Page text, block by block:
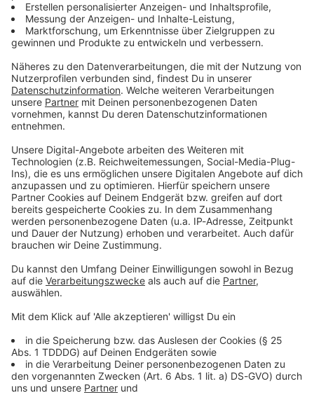
Du möchtest uns etwas sagen?
Kontaktformular
Sprachnachricht
© dpa-infocom, dpa:260129-930-612039/1
DAS KÖNNTE DICH AUCH INTERESSIEREN
Stars